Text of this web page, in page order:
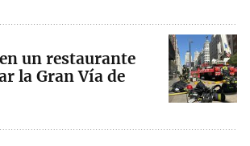
un restaurante
la Gran Vía de